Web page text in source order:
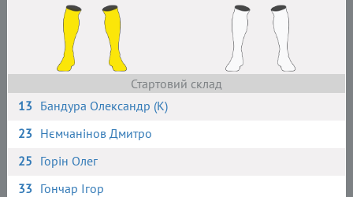
Стартовий склад
13 Бандура Олександр (К)
23 Нємчанінов Дмитро
25 Горін Олег
33 Гончар Ігор